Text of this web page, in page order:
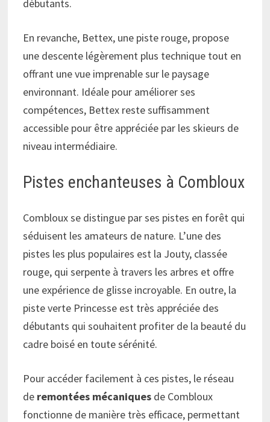
débutants.
En revanche, Bettex, une piste rouge, propose
une descente légèrement plus technique tout en
offrant une vue imprenable sur le paysage
environnant. Idéale pour améliorer ses
compétences, Bettex reste suffisamment
accessible pour être appréciée par les skieurs de
niveau intermédiaire.
Pistes enchanteuses à Combloux
Combloux se distingue par ses pistes en forêt qui
séduisent les amateurs de nature. L’une des
pistes les plus populaires est la Jouty, classée
rouge, qui serpente à travers les arbres et offre
une expérience de glisse incroyable. En outre, la
piste verte Princesse est très appréciée des
débutants qui souhaitent profiter de la beauté du
cadre boisé en toute sérénité.
Pour accéder facilement à ces pistes, le réseau
de remontées mécaniques de Combloux
fonctionne de manière très efficace, permettant